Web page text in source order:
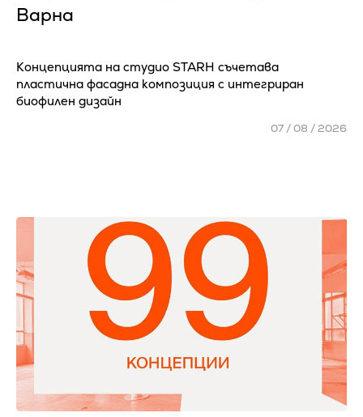
Варна
Концепцията на студио STARH съчетава
пластична фасадна композиция с интегриран
биофилен дизайн
07 / 08 / 2026